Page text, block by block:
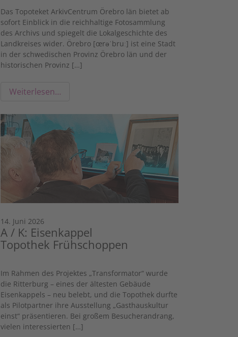
Das Topoteket ArkivCentrum Örebro län bietet ab
sofort Einblick in die reichhaltige Fotosammlung
des Archivs und spiegelt die Lokalgeschichte des
Landkreises wider. Örebro [œrəˈbruː] ist eine Stadt
in der schwedischen Provinz Örebro län und der
historischen Provinz […]
Weiterlesen…
14. Juni 2026
A / K: Eisenkappel
Topothek Frühschoppen
Im Rahmen des Projektes „Transformator“ wurde
die Ritterburg – eines der ältesten Gebäude
Eisenkappels – neu belebt, und die Topothek durfte
als Pilotpartner ihre Ausstellung „Gasthauskultur
einst“ präsentieren. Bei großem Besucherandrang,
vielen interessierten […]